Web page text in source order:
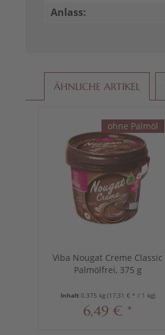
Anlass:
ÄHNLICHE ARTIKEL
ohne Palmöl
Viba Nougat Creme Classic
Palmölfrei, 375 g
Inhalt 0.375 kg (17,31 € * / 1 kg)
6,49 € *